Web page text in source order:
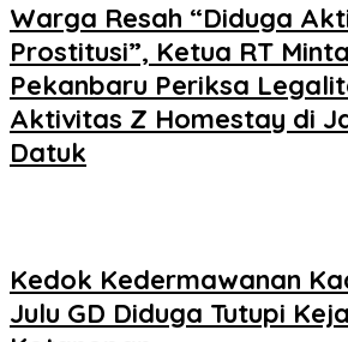
Warga Resah “Diduga
Prostitusi”, Ketua RT
Pekanbaru Periksa
Aktivitas Z Homestay di
Datuk
Kedok Kedermawanan
Julu GD Diduga Tutupi